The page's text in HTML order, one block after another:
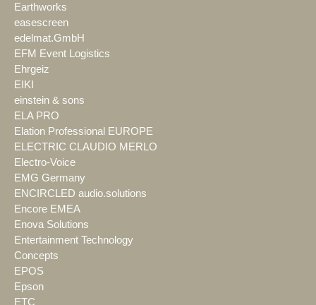
Earthworks
easescreen
edelmat.GmbH
EFM Event Logistics
Ehrgeiz
EIKI
einstein & sons
ELA PRO
Elation Professional EUROPE
ELECTRIC CLAUDIO MERLO
Electro-Voice
EMG Germany
ENCIRCLED audio.solutions
Encore EMEA
Enova Solutions
Entertainment Technology
Concepts
EPOS
Epson
ETC